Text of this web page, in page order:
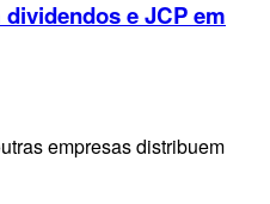
e JCP em
empresas distribuem